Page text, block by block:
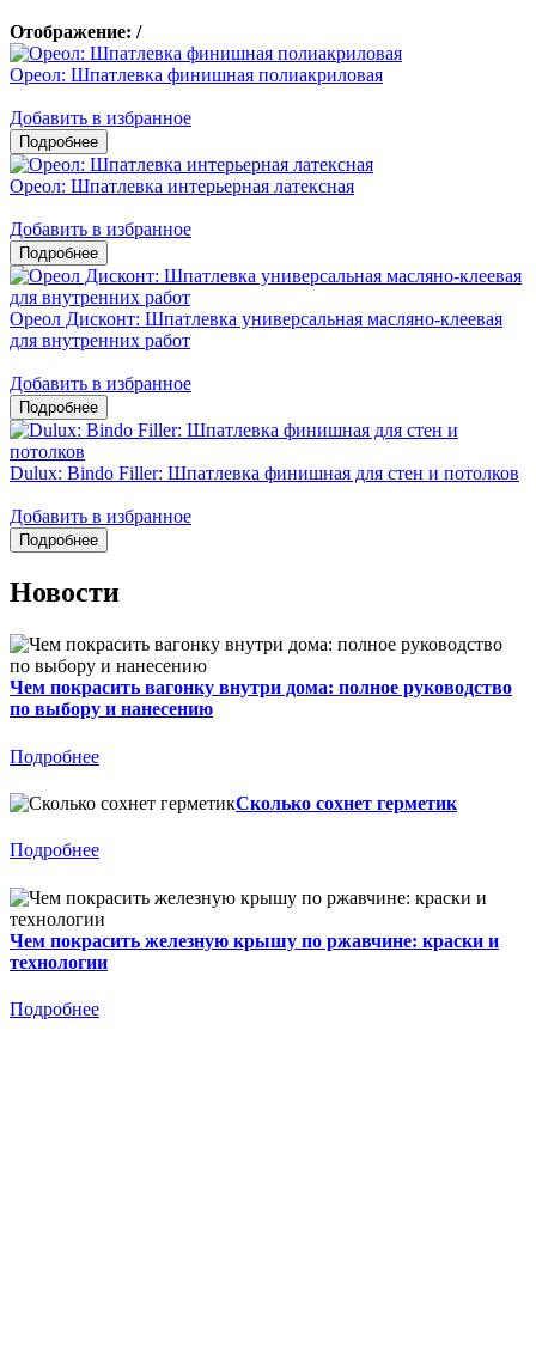
Отображение: /
Ореол: Шпатлевка финишная полиакриловая
Добавить в избранное
Ореол: Шпатлевка интерьерная латексная
Добавить в избранное
Ореол Дисконт: Шпатлевка универсальная масляно-клеевая
для внутренних работ
Добавить в избранное
Dulux: Bindo Filler: Шпатлевка финишная для стен и потолков
Добавить в избранное
Новости
Чем покрасить вагонку внутри дома: полное руководство
по выбору и нанесению
Подробнее
Сколько сохнет герметик
Подробнее
Чем покрасить железную крышу по ржавчине: краски и
технологии
Подробнее